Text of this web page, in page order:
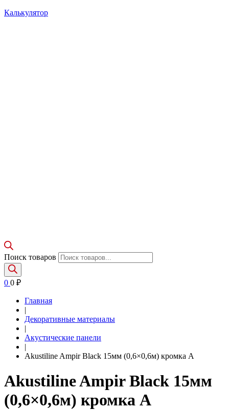
Калькулятор
Поиск товаров
0 0 ₽
Главная
|
Декоративные материалы
|
Акустические панели
|
Akustiline Ampir Black 15мм (0,6×0,6м) кромка А
Akustiline Ampir Black 15мм
(0,6×0,6м) кромка А